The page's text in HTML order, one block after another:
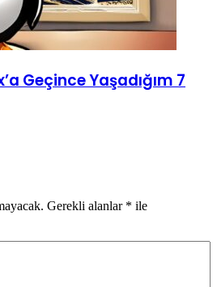
Geçince Yaşadığım 7
Gerekli alanlar * ile